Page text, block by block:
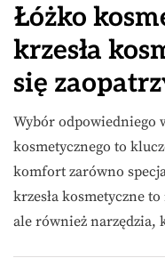
Łóżko
krzesła
się
Wybór odpowiedniego
kosmetycznego to
komfort zarówno
krzesła kosmetyczne
ale również narzędzia,